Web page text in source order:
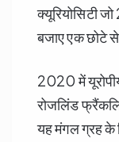
क्यूरियोसिटी
बजाए एक छोटे से
2020 में
रोजलिंड
यह मंगल ग्रह के